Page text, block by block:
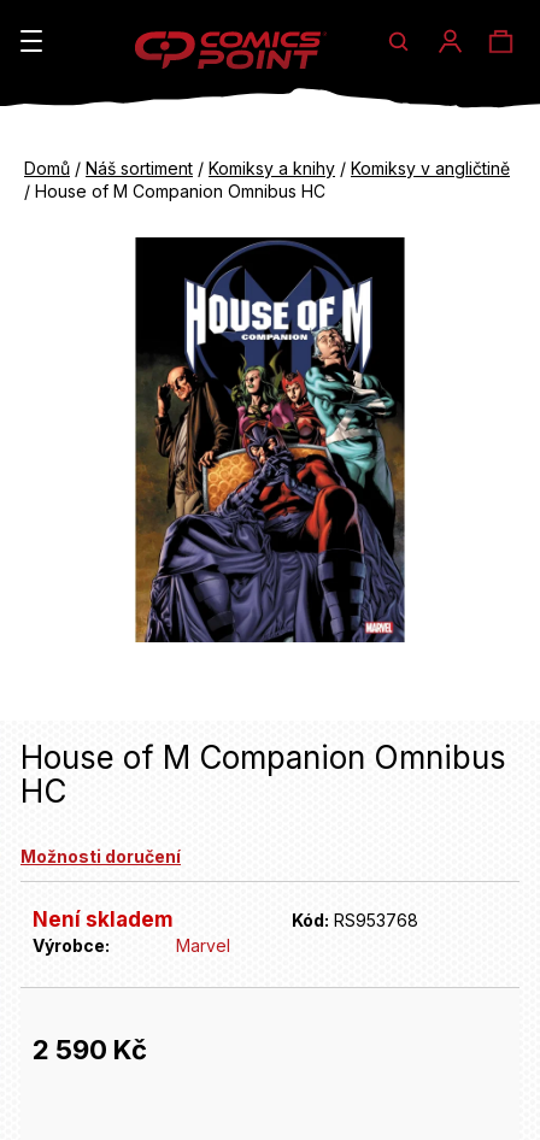
Hledat
Domů / Náš sortiment / Komiksy a knihy / Komiksy v angličtině
/ House of M Companion Omnibus HC
House of M Companion Omnibus
HC
Možnosti doručení
Není skladem Kód: RS953768
Výrobce:
Marvel
2 590 Kč
K
do
do
n
a
í
?